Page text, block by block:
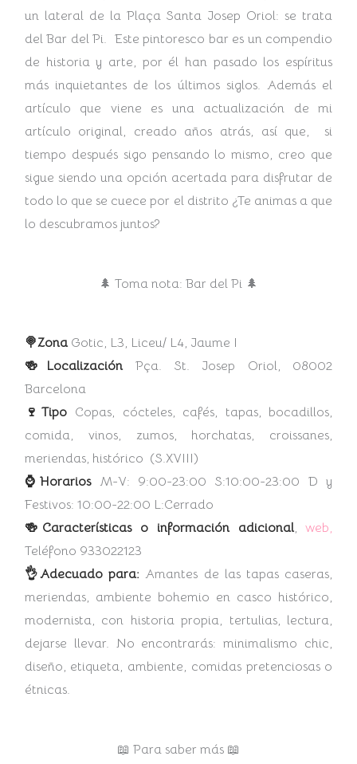
un lateral de la Plaça Santa Josep Oriol: se trata
del Bar del Pi. Este pintoresco bar es un compendio
de historia y arte, por él han pasado los espíritus
más inquietantes de los últimos siglos. Además el
artículo que viene es una actualización de mi
artículo original, creado años atrás, así que, si
tiempo después sigo pensando lo mismo, creo que
sigue siendo una opción acertada para disfrutar de
todo lo que se cuece por el distrito ¿Te animas a que
lo descubramos juntos?
🌲 Toma nota: Bar del Pi 🌲
🍭ZonaGotic, L3, Liceu/ L4, Jaume I
🍻LocalizaciónPça. St. Josep Oriol, 08002
Barcelona
🍷Tipo Copas, cócteles, cafés, tapas, bocadillos,
comida, vinos, zumos, horchatas, croissanes,
meriendas, histórico (S.XVIII)
⌚HorariosM-V: 9:00-23:00 S:10:00-23:00 D y
Festivos: 10:00-22:00 L:Cerrado
🍻Características o información adicional,web,
Teléfono 933022123
👌Adecuado para: Amantes de las tapas caseras,
meriendas, ambiente bohemio en casco histórico,
modernista, con historia propia, tertulias, lectura,
dejarse llevar. No encontrarás: minimalismo chic,
diseño, etiqueta, ambiente, comidas pretenciosas o
étnicas.
📖 Para saber más 📖